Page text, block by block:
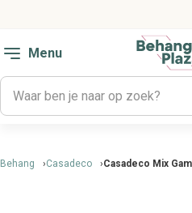
Menu
Behang Casadeco Casadeco Mix